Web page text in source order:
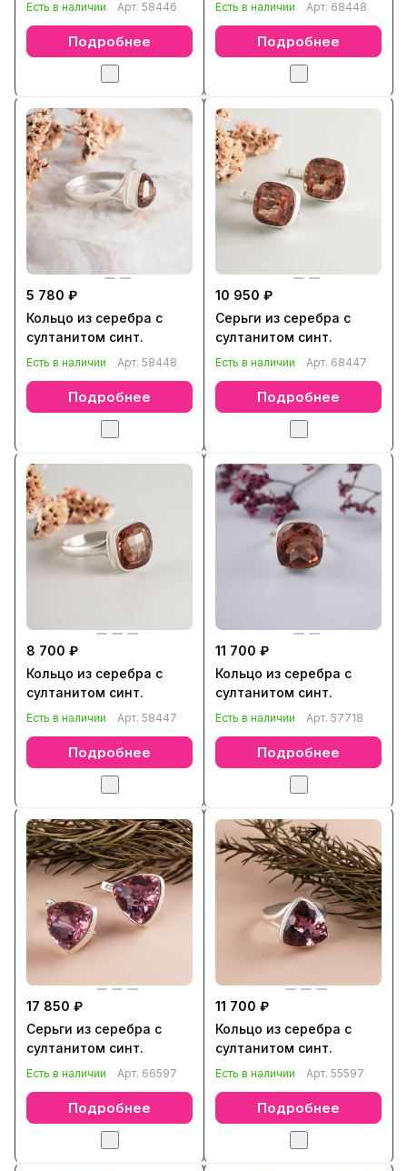
Есть в наличии Арт. 58446
Подробнее
Есть в наличии Арт. 68448
Подробнее
5 780 ₽
Кольцо из серебра с
султанитом синт.
Есть в наличии Арт. 58448
Подробнее
10 950 ₽
Серьги из серебра с
султанитом синт.
Есть в наличии Арт. 68447
Подробнее
8 700 ₽
Кольцо из серебра с
султанитом синт.
Есть в наличии Арт. 58447
Подробнее
11 700 ₽
Кольцо из серебра с
султанитом синт.
Есть в наличии Арт. 57718
Подробнее
17 850 ₽
Серьги из серебра с
султанитом синт.
Есть в наличии Арт. 66597
Подробнее
11 700 ₽
Кольцо из серебра с
султанитом синт.
Есть в наличии Арт. 55597
Подробнее